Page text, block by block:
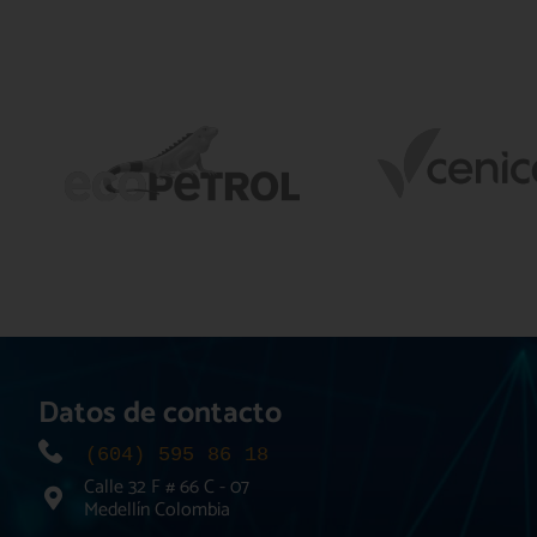
Datos de contacto
Calle 32 F # 66 C - 07
Medellín Colombia